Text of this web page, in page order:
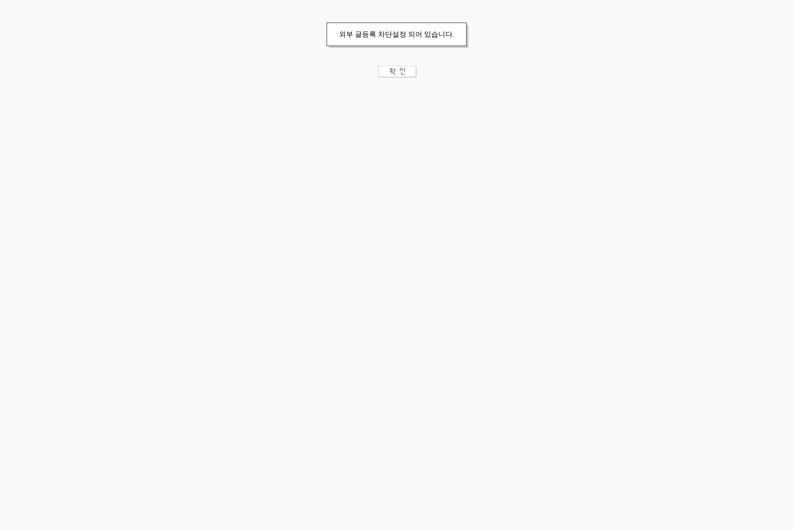
외부 글등록 차단설정 되어 있습니다.